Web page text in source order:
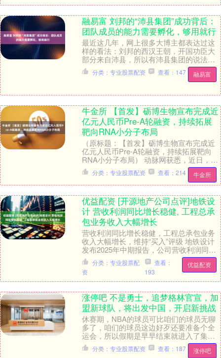
融易富 刘邦的“沛县集团”成功背后：
团队成员的能力需要孵化，够用就行
最近这几年，网上很多大博主都表达过这
样的看法：刘邦的西汉王朝，开国功臣大
部分来自沛县，所以有沛县集团的说法；
朱元璋的明王朝，开国功臣大多来自淮
西，所以又有了淮西....
融易富
分类：专业股票配资 查看：147
牛金所 【首发】砺博生物宣布完成近
亿元人民币Pre-A轮融资，持续拓展
靶向RNA小分子布局
（原标题：【首发】砺博生物宣布完成近
亿元人民币Pre-A轮融资，持续拓展靶向
RNA小分子布局） 动脉网获悉，近日，专
注于靶向RNA小分子创新药物研发的砺博
生物已....
牛金所
分类：专业股票配资 查看：214
优益配资 [开源地产公司点评]地铁设
计 营收利润同比增长稳健, 工程总承
包业务收入大幅增长
营收利润同比增长稳健，工程总承包业务
收入大幅增长，维持“买入”评级 地铁设计
发布2025年中期报告，公司营收利润同比
增长稳健，业绩表现优秀，毛利率水平稳
中有升，....
优益配资
分类：专业股票配
资
查看：
193
涨停吧 不是勇士，追梦格林官宣，加
盟新球队，将出发中国，开启新挑战
休赛期，NBA的球员可比咱们的球员无聊
多了，咱们的球员这边好歹还要准备个全
运会，所以假期是早早结束就进入了集训
的状态，而NBA那边的球员，训练营还没
有开始前，他....
涨停吧
分类：专业股票配资 查看：187